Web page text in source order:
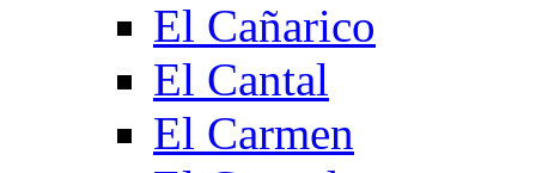
El Cañarico
El Cantal
El Carmen